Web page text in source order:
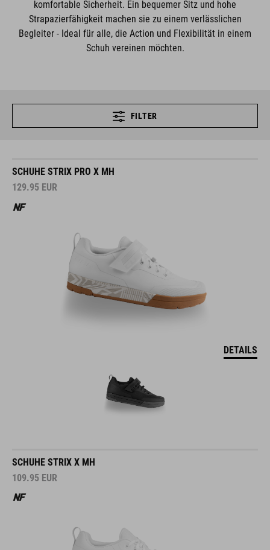
komfortable Sicherheit. Ein bequemer Sitz und hohe
Strapazierfähigkeit machen sie zu einem verlässlichen
Begleiter - Ideal für alle, die Action und Flexibilität in einem
Schuh vereinen möchten.
FILTER
SCHUHE STRIX PRO X MH
129.95 EUR
DETAILS
SCHUHE STRIX X MH
109.95 EUR